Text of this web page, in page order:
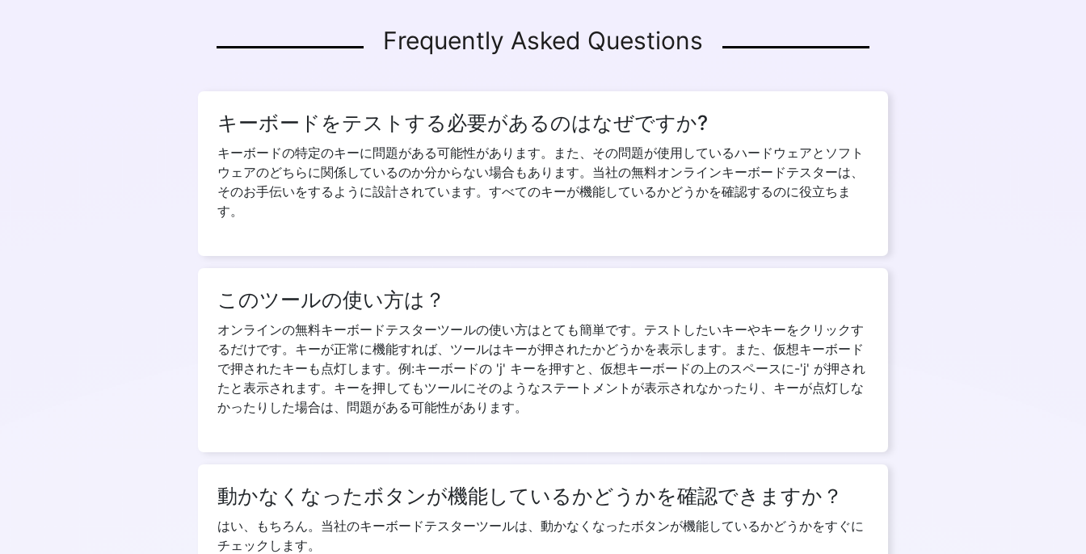
Copy Link
Frequently Asked Questions
キーボードをテストする必要があるのはなぜですか?
キーボードの特定のキーに問題がある可能性があります。また、その問題が使用しているハードウェアとソフト
ウェアのどちらに関係しているのか分からない場合もあります。当社の無料オンラインキーボードテスターは、
そのお手伝いをするように設計されています。すべてのキーが機能しているかどうかを確認するのに役立ちま
す。
このツールの使い方は？
オンラインの無料キーボードテスターツールの使い方はとても簡単です。テストしたいキーやキーをクリックす
るだけです。キーが正常に機能すれば、ツールはキーが押されたかどうかを表示します。また、仮想キーボード
で押されたキーも点灯します。例:キーボードの 'j' キーを押すと、仮想キーボードの上のスペースに-'j' が押され
たと表示されます。キーを押してもツールにそのようなステートメントが表示されなかったり、キーが点灯しな
かったりした場合は、問題がある可能性があります。
動かなくなったボタンが機能しているかどうかを確認できますか？
はい、もちろん。当社のキーボードテスターツールは、動かなくなったボタンが機能しているかどうかをすぐに
チェックします。